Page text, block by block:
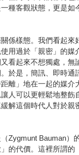
一種客觀狀態，更是如
係樣態。我們看起來
用過於「親密」的媒
看起來不想獨處，無
於是，簡訊、即時通
離」地在一起的媒介
人可以更輕鬆地整飭
解這個時代人對於親
Zygmunt Bauman）
的代價。這裡所謂的